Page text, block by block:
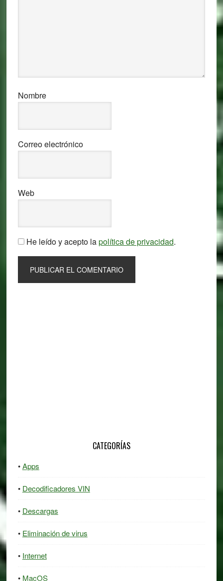
Nombre
Correo electrónico
Web
He leído y acepto lapolítica de privacidad.
CATEGORÍAS
Apps
Decodificadores VIN
Descargas
Eliminación de virus
Internet
MacOS